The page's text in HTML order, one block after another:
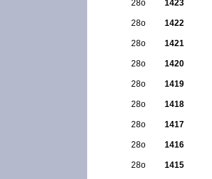
28ο 1423
28ο 1422
28ο 1421
28ο 1420
28ο 1419
28ο 1418
28ο 1417
28ο 1416
28ο 1415